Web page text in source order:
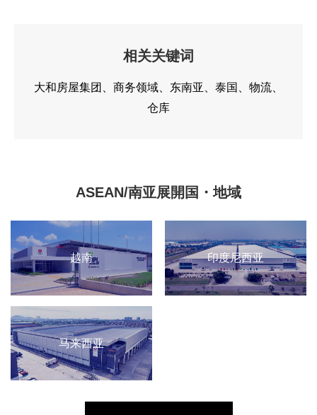
相关关键词
大和房屋集团 商务领域 东南亚 泰国
物流
仓库
ASEAN/南亚展開国・地域
越南 印度尼西亚
马来西亚